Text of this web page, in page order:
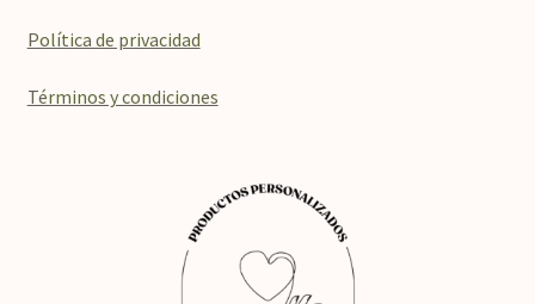
Política de privacidad
Términos y condiciones